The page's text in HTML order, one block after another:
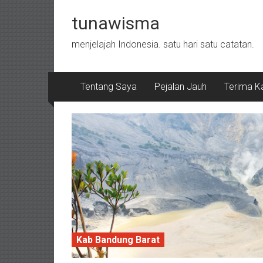
tunawisma
menjelajah Indonesia. satu hari satu catatan.
Tentang Saya Pejalan Jauh Terima
Kab Bandung Barat